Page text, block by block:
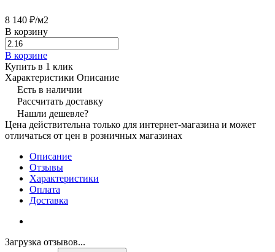
8 140 ₽/м2
В корзину
В корзине
Купить в 1 клик
Характеристики Описание
Есть в наличии
Рассчитать доставку
Нашли дешевле?
Цена действительна только для интернет-магазина и может
отличаться от цен в розничных магазинах
Описание
Отзывы
Характеристики
Оплата
Доставка
Загрузка отзывов...